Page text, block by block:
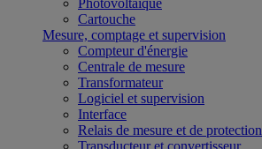
Photovoltaïque
Cartouche
Mesure, comptage et supervision
Compteur d'énergie
Centrale de mesure
Transformateur
Logiciel et supervision
Interface
Relais de mesure et de protection
Transducteur et convertisseur